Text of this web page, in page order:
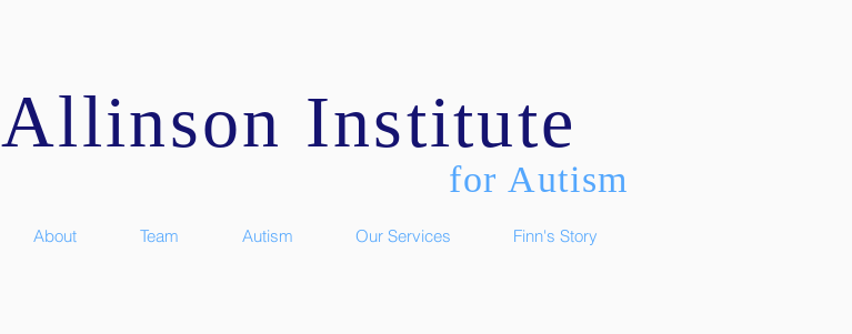
Allinson Institute
About Team Autism Our Services Finn's Story
for Autism